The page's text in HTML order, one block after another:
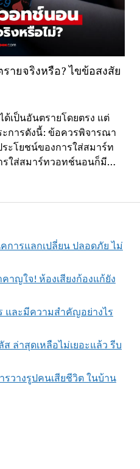
การแลกเปลี่ยน ปลอดภัย ไม่
ญใจ! ห้องเสียงก้องแก้ยัง
และมีความสำคัญอย่างไร
ล่าสุดเหลือไม่เยอะแล้ว รีบ
รวางรูปคนเสียชีวิต ในบ้าน
ายจริงหรือ? ไขข้อสงสัย
เป็นอันตรายโดยตรง แต่
การดังนี้: ข้อควรพิจารณา
ะโยชน์ของการใส่สมาร์ท
รใส่สมาร์ทวอทช์นอนก็มี…